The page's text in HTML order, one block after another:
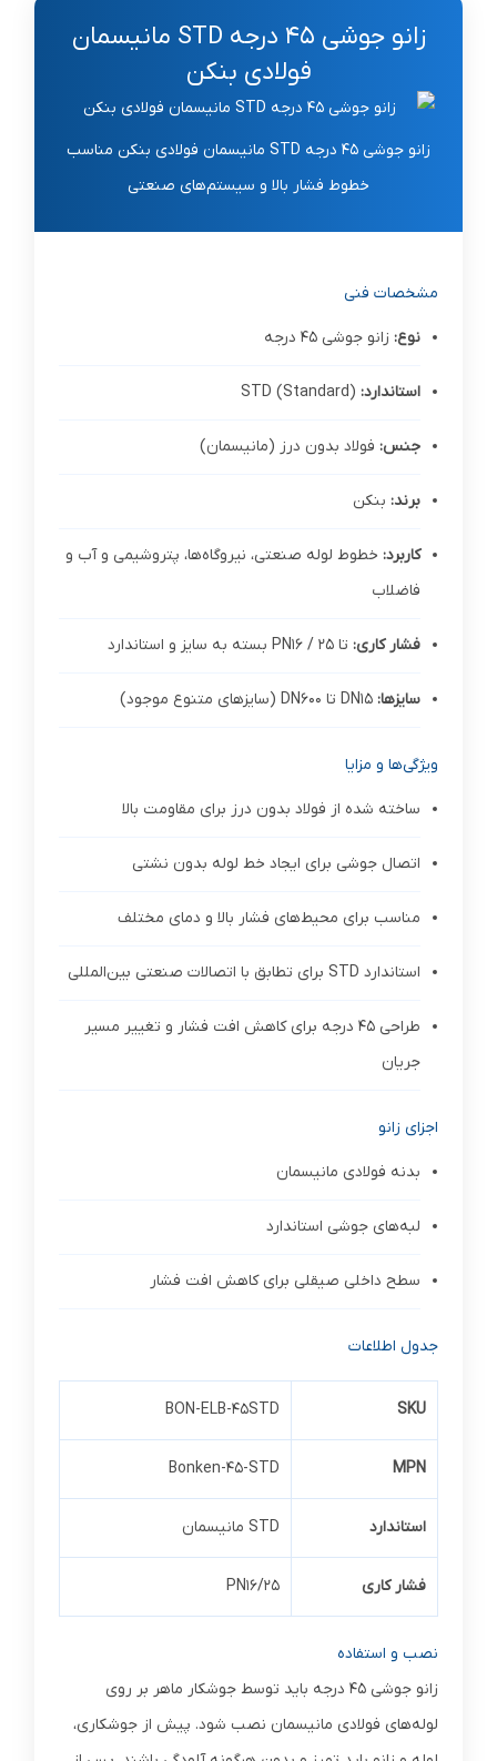
زانو جوشی 45 درجه STD مانیسمان
فولادی بنکن
زانو جوشی 45 درجه STD مانیسمان فولادی بنکن مناسب
خطوط فشار بالا و سیستم‌های صنعتی
مشخصات فنی
نوع: زانو جوشی 45 درجه
استاندارد:
جنس: فولاد بدون درز (مانیسمان)
برند: بنکن
کاربرد: خطوط لوله صنعتی، نیروگاه‌ها، پتروشیمی و آب و
فاضلاب
فشار کاری: تا PN16 / 25 بسته به سایز و استاندارد
سایزها:
ویژگی‌ها و مزایا
ساخته شده از فولاد بدون درز برای مقاومت بالا
اتصال جوشی برای ایجاد خط لوله بدون نشتی
مناسب برای محیط‌های فشار بالا و دمای مختلف
استاندارد STD برای تطابق با اتصالات صنعتی بین‌المللی
طراحی 45 درجه برای کاهش افت فشار و تغییر مسیر
جریان
اجزای زانو
بدنه فولادی مانیسمان
لبه‌های جوشی استاندارد
سطح داخلی صیقلی برای کاهش افت فشار
جدول اطلاعات
SKU
BON-ELB-45STD
MPN
Bonken-45-STD
استاندارد STD مانیسمان
فشار کاری PN16/25
نصب و استفاده
زانو جوشی 45 درجه باید توسط جوشکار ماهر بر روی
لوله‌های فولادی مانیسمان نصب شود. پیش از جوشکاری،